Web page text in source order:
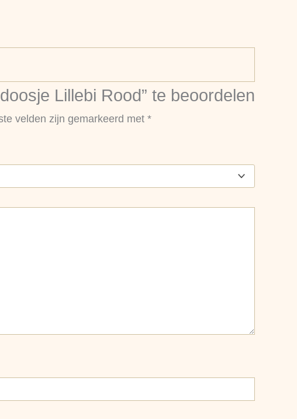
Lillebi Rood” te beoordelen
velden zijn gemarkeerd met *